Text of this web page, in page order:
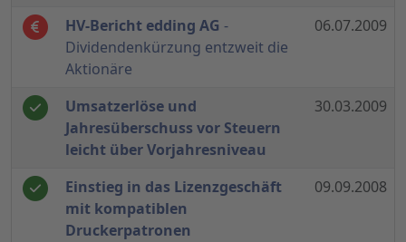
HV-Bericht edding AG -
Dividendenkürzung entzweit die
Aktionäre
06.07.2009
Umsatzerlöse und
Jahresüberschuss vor Steuern
leicht über Vorjahresniveau
30.03.2009
Einstieg in das Lizenzgeschäft
mit kompatiblen
Druckerpatronen
09.09.2008